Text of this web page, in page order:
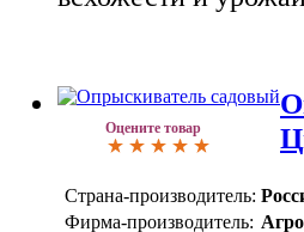
Оцените товар
Страна-производитель:
Фирма-производитель: